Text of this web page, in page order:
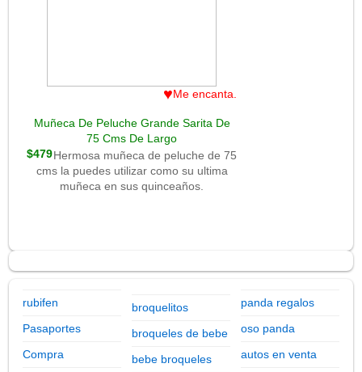
♥Me encanta.
Muñeca De Peluche Grande Sarita De
75 Cms De Largo
$479Hermosa muñeca de peluche de 75
cms la puedes utilizar como su ultima
muñeca en sus quinceaños.
rubifen
Pasaportes
Compra
broquelitos
broqueles de bebe
bebe broqueles
panda regalos
oso panda
autos en venta